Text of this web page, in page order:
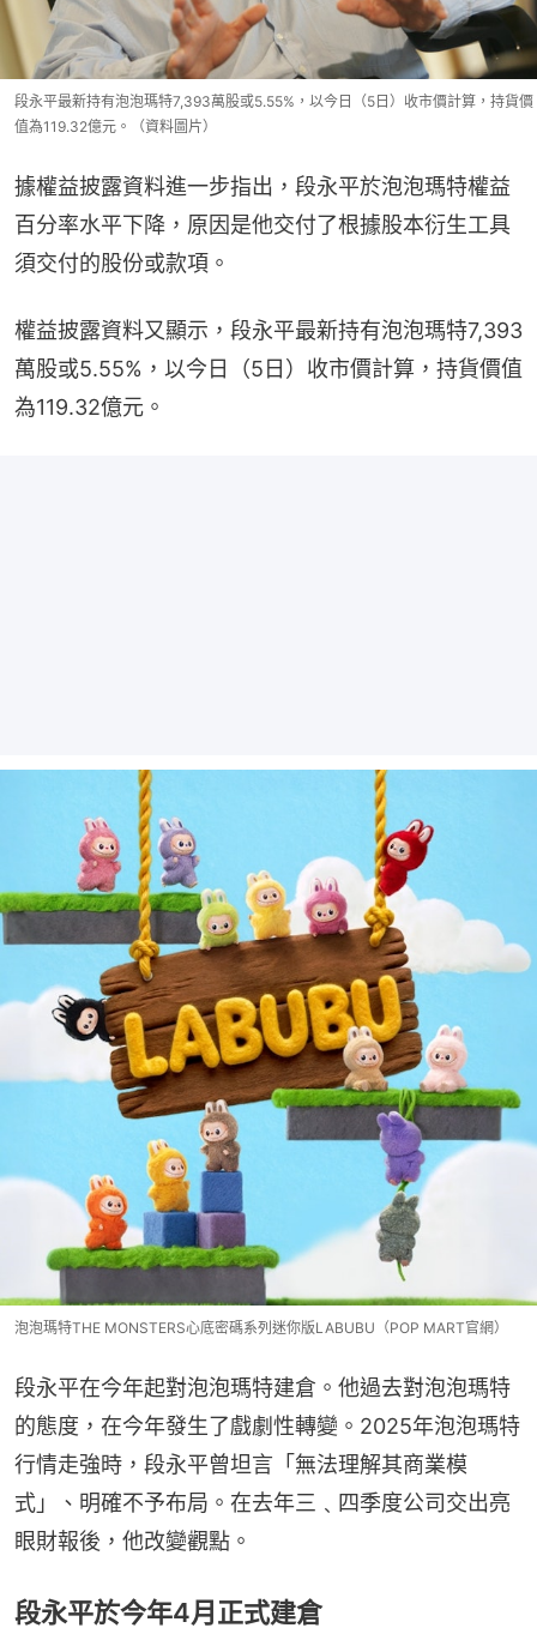
段永平最新持有泡泡瑪特7,393萬股或5.55%，以今日（5日）收市價計算，持貨價
值為119.32億元。（資料圖片）
據權益披露資料進一步指出，段永平於泡泡瑪特權益
百分率水平下降，原因是他交付了根據股本衍生工具
須交付的股份或款項。
權益披露資料又顯示，段永平最新持有泡泡瑪特7,393
萬股或5.55%，以今日（5日）收市價計算，持貨價值
為119.32億元。
泡泡瑪特THE MONSTERS心底密碼系列迷你版LABUBU（POP MART官網）
段永平在今年起對泡泡瑪特建倉。他過去對泡泡瑪特
的態度，在今年發生了戲劇性轉變。2025年泡泡瑪特
行情走強時，段永平曾坦言「無法理解其商業模
式」、明確不予布局。在去年三﹑四季度公司交出亮
眼財報後，他改變觀點。
段永平於今年4月正式建倉